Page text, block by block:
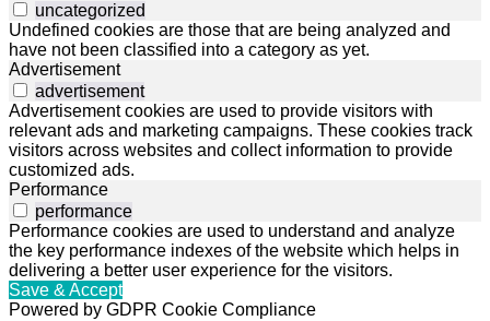
uncategorized
Undefined cookies are those that are being analyzed and
have not been classified into a category as yet.
Advertisement
advertisement
Advertisement cookies are used to provide visitors with
relevant ads and marketing campaigns. These cookies track
visitors across websites and collect information to provide
customized ads.
Performance
performance
Performance cookies are used to understand and analyze
the key performance indexes of the website which helps in
delivering a better user experience for the visitors.
Save & Accept
Powered by GDPR Cookie Compliance